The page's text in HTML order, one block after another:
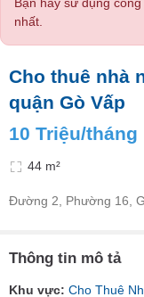
nhất.
Cho thuê nhà
quận Gò Vấp
10 Triệu/tháng
44 m²
Đường 2, Phường 16,
Thông tin mô tả
Khu vực: Cho Thuê